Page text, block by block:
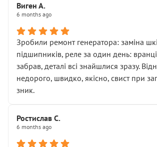
Виген А.
6 months ago
Зробили ремонт генератора: заміна
підшипників, реле за один день: вранці
забрав, деталі всі знайшлися зразу.
недорого, швидко, якісно, свист при
зник.
Ростислав С.
6 months ago